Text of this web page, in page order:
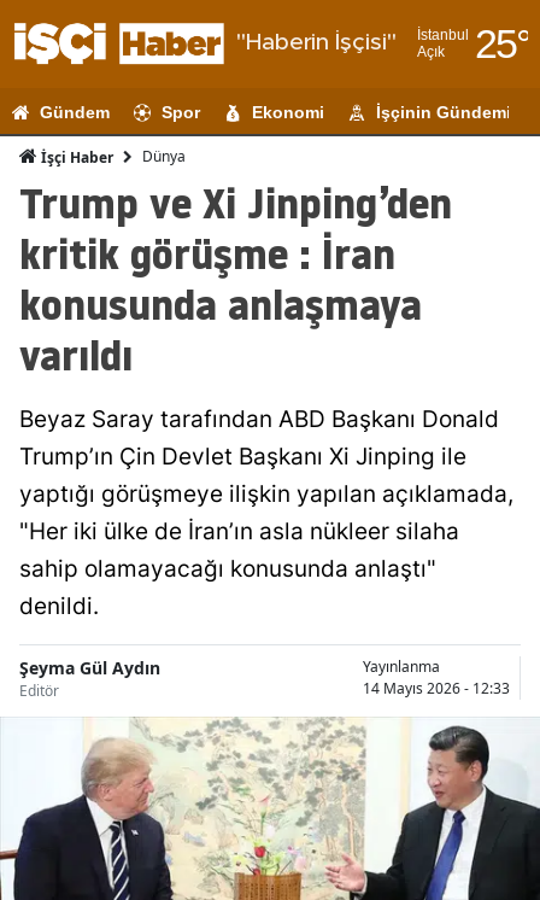
"Haberin İşçisi"
İstanbul
Açık
25°
Adıyaman
Ağrı
Artvin
Aydın
Bolu
Burdur
Bursa
Çanakkale
Gündem Spor Ekonomi İşçinin Gündemi
İşçi Haber Dünya
Trump ve Xi Jinping’den
kritik görüşme : İran
konusunda anlaşmaya
varıldı
Beyaz Saray tarafından ABD Başkanı Donald
Trump’ın Çin Devlet Başkanı Xi Jinping ile
yaptığı görüşmeye ilişkin yapılan açıklamada,
"Her iki ülke de İran’ın asla nükleer silaha
sahip olamayacağı konusunda anlaştı"
denildi.
Şeyma Gül Aydın
Editör
Yayınlanma
14 Mayıs 2026 - 12:33